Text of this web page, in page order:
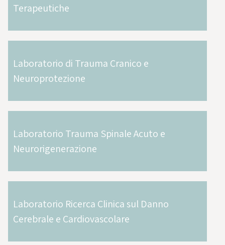
Terapeutiche
Laboratorio di Trauma Cranico e
Neuroprotezione
Laboratorio Trauma Spinale Acuto e
Neurorigenerazione
Laboratorio Ricerca Clinica sul Danno
Cerebrale e Cardiovascolare